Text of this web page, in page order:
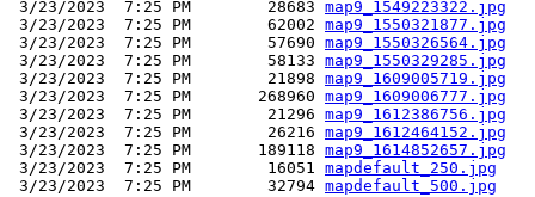
3/23/2023  7:25 PM        28683 map9_1549223322.jpg
3/23/2023  7:25 PM        62002 map9_1550321877.jpg
3/23/2023  7:25 PM        57690 map9_1550326564.jpg
3/23/2023  7:25 PM        58133 map9_1550329285.jpg
3/23/2023  7:25 PM        21898 map9_1609005719.jpg
3/23/2023  7:25 PM       268960 map9_1609006777.jpg
3/23/2023  7:25 PM        21296 map9_1612386756.jpg
3/23/2023  7:25 PM        26216 map9_1612464152.jpg
3/23/2023  7:25 PM       189118 map9_1614852657.jpg
3/23/2023  7:25 PM        16051 mapdefault_250.jpg
3/23/2023  7:25 PM        32794 mapdefault_500.jpg